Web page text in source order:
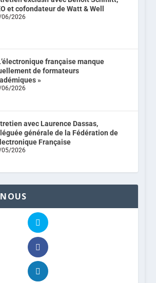
et cofondateur de Watt & Well
06/2026
française manque
de formateurs
»
06/2026
avec Laurence Dassas,
générale de la Fédération de
Française
05/2026